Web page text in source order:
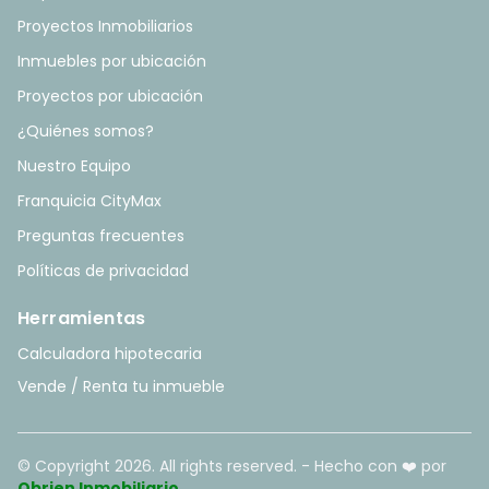
Proyectos Inmobiliarios
Inmuebles por ubicación
Proyectos por ubicación
¿Quiénes somos?
Nuestro Equipo
Franquicia CityMax
Preguntas frecuentes
Políticas de privacidad
Herramientas
Calculadora hipotecaria
Vende / Renta tu inmueble
© Copyright 2026. All rights reserved. - Hecho con ❤️ por